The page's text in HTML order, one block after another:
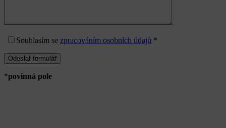
Souhlasím se zpracováním osobních údajů *
*povinná pole